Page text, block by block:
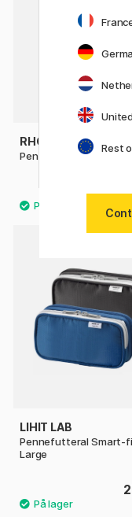
RHODIA
Pennestativ
209 KR
2
LIHIT LAB
Pennefutteral Smart-
Large
Rest